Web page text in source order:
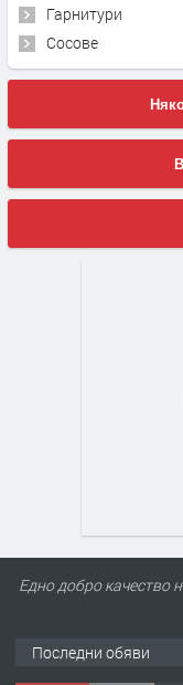
Гарнитури
Сосове
Еднo добро качество
Последни обяви